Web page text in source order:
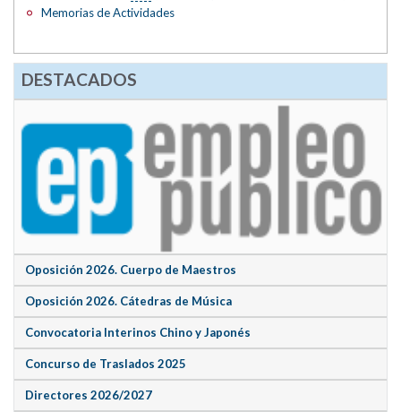
Memorias de Actividades
DESTACADOS
Oposición 2026. Cuerpo de Maestros
Oposición 2026. Cátedras de Música
Convocatoria Interinos Chino y Japonés
Concurso de Traslados 2025
Directores 2026/2027